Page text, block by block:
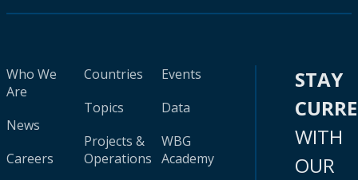
Who We
Are
News
Careers
Countries
Topics
Projects &
Operations
Events
Data
WBG
Academy
STAY
WITH
OUR